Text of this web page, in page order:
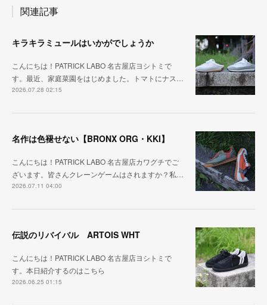
関連記事
キラキラミュールはいかがでしょうか
こんにちは！PATRICK LABO 名古屋店ヨシトミで
す。最近、家庭菜園をはじめました。トマトにナス…
2026.07.28 02:15
名作は色褪せない【BRONX ORG・KKI】
こんにちは！PATRICK LABO 名古屋店カワグチでご
ざいます。皆さんクレーンゲームはされますか？私…
2026.07.11 04:00
伝説のリバイバル ARTOIS WHT
こんにちは！PATRICK LABO 名古屋店ヨシトミで
す。本日紹介するのはこちら
2026.06.25 01:15